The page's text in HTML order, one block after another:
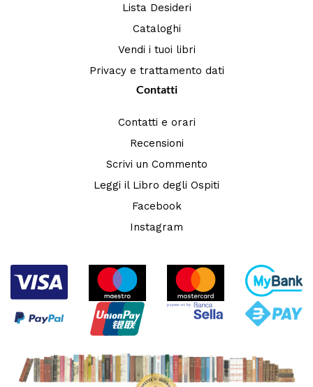
Lista Desideri
Cataloghi
Vendi i tuoi libri
Privacy e trattamento dati
Contatti
Contatti e orari
Recensioni
Scrivi un Commento
Leggi il Libro degli Ospiti
Facebook
Instagram